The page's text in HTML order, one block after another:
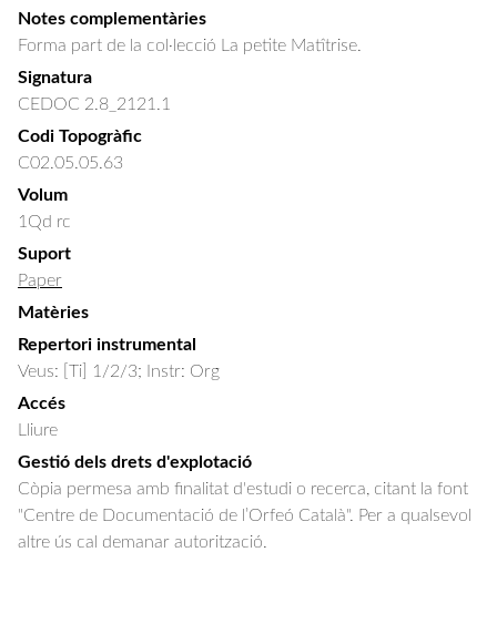
Notes complementàries
Forma part de la col·lecció La petite Matîtrise.
Signatura
CEDOC 2.8_2121.1
Codi Topogràfic
C02.05.05.63
Volum
1Qd rc
Suport
Paper
Matèries
Repertori instrumental
Veus: [Ti] 1/2/3; Instr: Org
Accés
Lliure
Gestió dels drets d'explotació
Còpia permesa amb finalitat d'estudi o recerca, citant la font
"Centre de Documentació de l’Orfeó Català". Per a qualsevol
altre ús cal demanar autorització.